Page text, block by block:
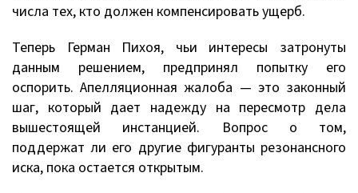
числа тех, кто должен компенсировать ущерб.
Теперь Герман Пихоя, чьи интересы затронуты
данным решением, предпринял попытку его
оспорить. Апелляционная жалоба — это законный
шаг, который дает надежду на пересмотр дела
вышестоящей инстанцией. Вопрос о том,
поддержат ли его другие фигуранты резонансного
иска, пока остается открытым.